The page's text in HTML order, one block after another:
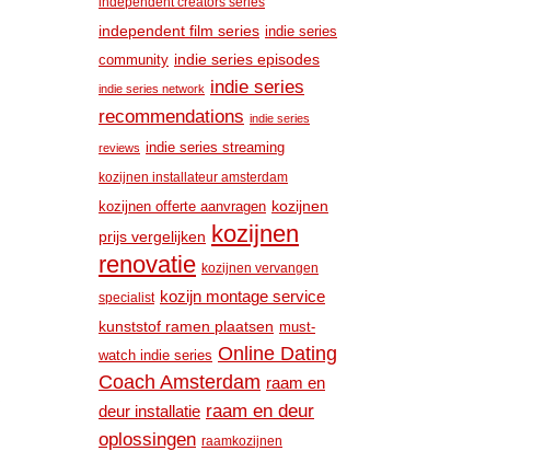
independent film series indie series
community indie series episodes
indie series network indie series
recommendations indie series
reviews indie series streaming
kozijnen installateur amsterdam
kozijnen offerte aanvragen kozijnen
prijs vergelijken kozijnen
renovatie kozijnen vervangen
specialist kozijn montage service
kunststof ramen plaatsen must-
watch indie series Online Dating
Coach Amsterdam raam en
deur installatie raam en deur
oplossingen raamkozijnen